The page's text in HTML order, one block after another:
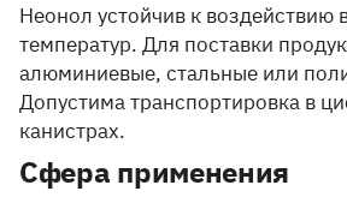
Неонол устойчив к воздействию
температур. Для поставки
алюминиевые, стальные или
Допустима транспортировка в
канистрах.
Сфера применения